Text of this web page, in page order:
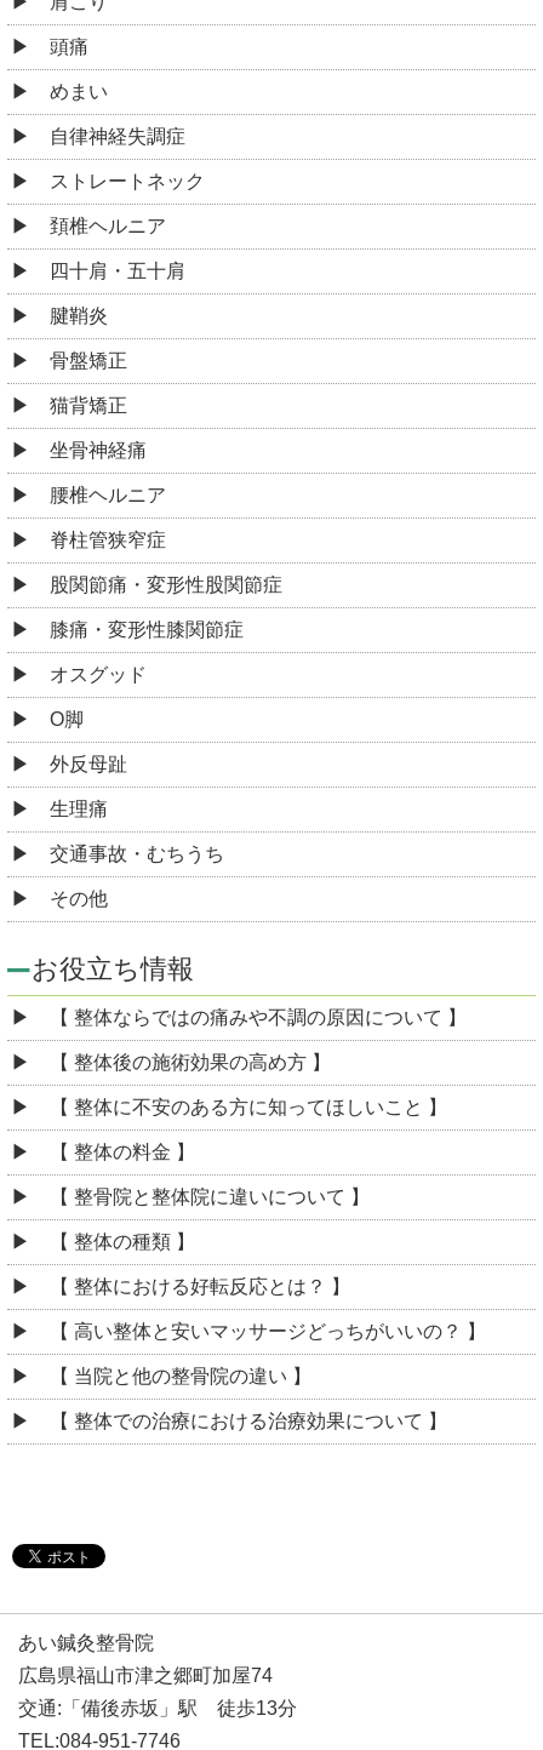
頭痛
めまい
自律神経失調症
ストレートネック
頚椎ヘルニア
四十肩・五十肩
腱鞘炎
骨盤矯正
猫背矯正
坐骨神経痛
腰椎ヘルニア
脊柱管狭窄症
股関節痛・変形性股関節症
膝痛・変形性膝関節症
オスグッド
O脚
外反母趾
生理痛
交通事故・むちうち
その他
お役立ち情報
【 整体ならではの痛みや不調の原因について 】
【 整体後の施術効果の高め方 】
【 整体に不安のある方に知ってほしいこと 】
【 整体の料金 】
【 整骨院と整体院に違いについて 】
【 整体の種類 】
【 整体における好転反応とは？ 】
【 高い整体と安いマッサージどっちがいいの？ 】
【 当院と他の整骨院の違い 】
【 整体での治療における治療効果について 】
あい鍼灸整骨院
広島県福山市津之郷町加屋74
交通:「備後赤坂」駅 徒歩13分
TEL:084-951-7746